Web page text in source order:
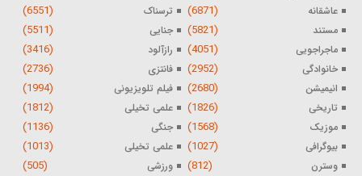
عاشقانه (6871) ترسناک (6551)
مستند (5821) جنایی (5511)
ماجراجویی (4051) رازآلود (3416)
خانوادگی (2952) فانتزی (2736)
انیمیشن (2680) فیلم تلویزیونی (1994)
تاریخی (1826) علمی تخیلی (1812)
موزیک (1568) جنگی (1136)
بیوگرافی (1027) علمی تخیلی (1013)
وسترن (812) ورزشی (505)